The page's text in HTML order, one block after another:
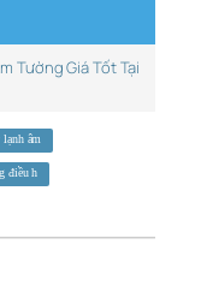
Tường Giá Tốt Tại
âm
điều h